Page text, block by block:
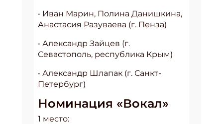
• Иван Марин, Полина Данишкина,
Анастасия Разуваева (г. Пенза)
• Александр Зайцев (г.
Севастополь, республика Крым)
• Александр Шлапак (г. Санкт-
Петербург)
Номинация «Вокал»
1 место: